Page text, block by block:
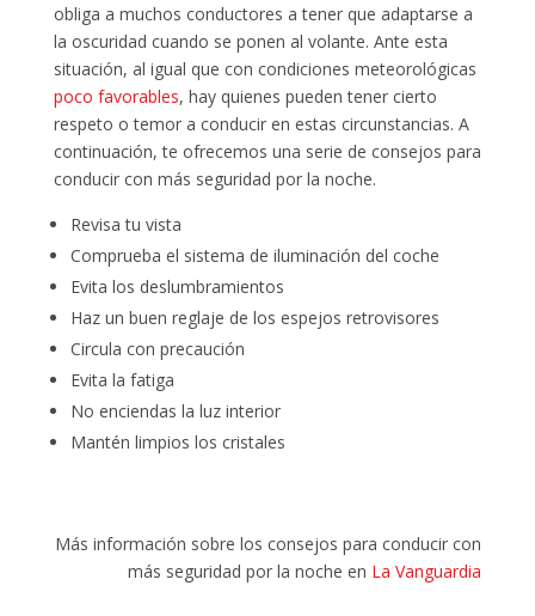
obliga a muchos conductores a tener que adaptarse a
la oscuridad cuando se ponen al volante. Ante esta
situación, al igual que con condiciones meteorológicas
poco favorables, hay quienes pueden tener cierto
respeto o temor a conducir en estas circunstancias. A
continuación, te ofrecemos una serie de consejos para
conducir con más seguridad por la noche.
Revisa tu vista
Comprueba el sistema de iluminación del coche
Evita los deslumbramientos
Haz un buen reglaje de los espejos retrovisores
Circula con precaución
Evita la fatiga
No enciendas la luz interior
Mantén limpios los cristales
Más información sobre los consejos para conducir con
más seguridad por la noche en La Vanguardia